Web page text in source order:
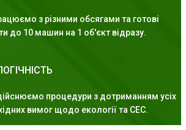
з різними обсягами та готові
до 10 машин на 1 об'єкт відразу.
процедури з дотриманням усіх
вимог щодо екології та СЕС.